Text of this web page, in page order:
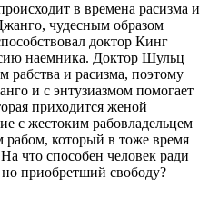
в времена расизма и
чудесным образом
доктор Кинг
наемника. Доктор Шульц
рабства и расизма, поэтому
и с энтузиазмом помогает
приходится женой
с жестоким рабовладельцем
который в тоже время
что способен человек ради
приобретший свободу?